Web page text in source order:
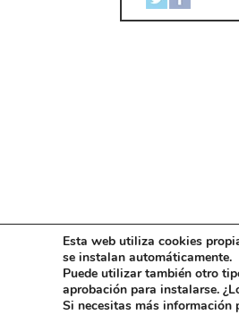
AVISO LEGAL
Esta web utiliza cookies
se instalan automáticamente.
Puede utilizar también otro
aprobación para instalarse.
Si necesitas más información